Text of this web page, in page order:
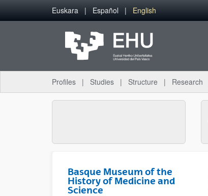
Skip to Main Content
Euskara Español English
Profiles Studies Structure Research
Basque Museum of the
History of Medicine and
Science